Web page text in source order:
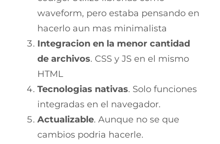
waveform, pero estaba pensando en
hacerlo aun mas minimalista
Integracion en la menor cantidad
de archivos. CSS y JS en el mismo
HTML
Tecnologias nativas. Solo funciones
integradas en el navegador.
Actualizable. Aunque no se que
cambios podria hacerle.